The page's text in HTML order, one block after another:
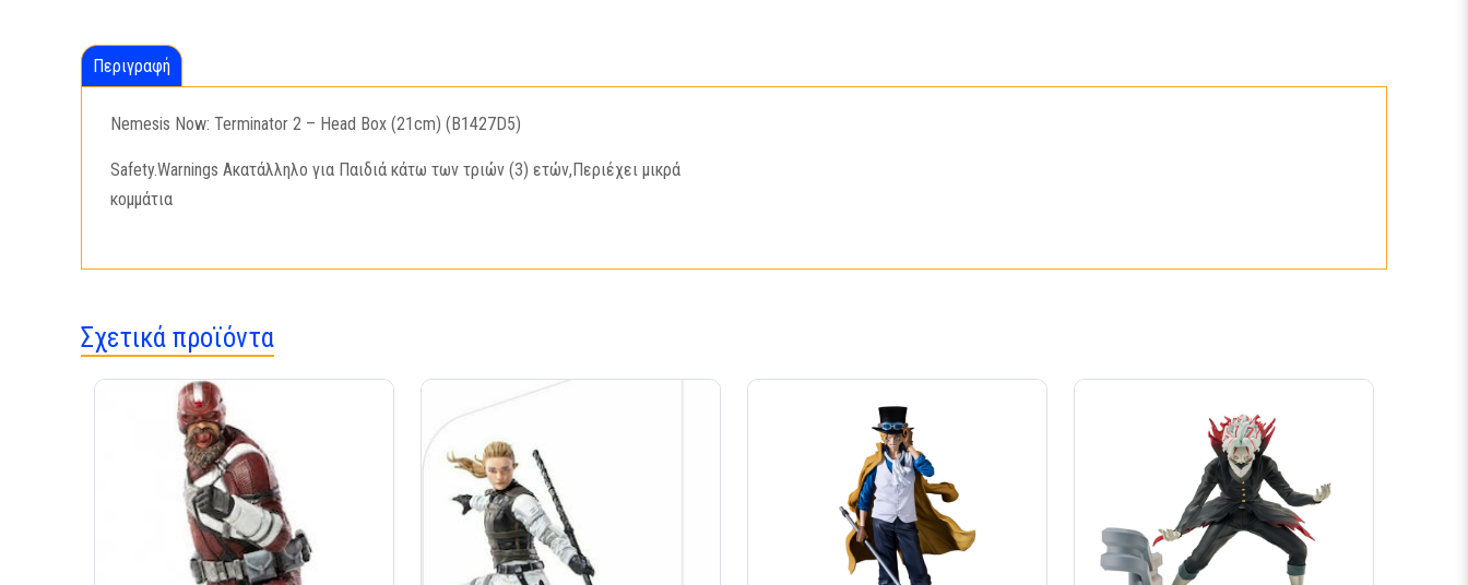
Περιγραφή
Nemesis Now: Terminator 2 – Head Box (21cm) (B1427D5)
Safety.Warnings Ακατάλληλο για Παιδιά κάτω των τριών (3) ετών,Περιέχει μικρά
κομμάτια
Σχετικά προϊόντα